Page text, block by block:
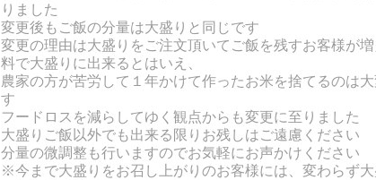
りました
変更後もご飯の分量は大盛りと同じです
変更の理由は大盛りをご注文頂いてご飯を残すお客様が
料で大盛りに出来るとはいえ、
農家の方が苦労して１年かけて作ったお米を捨てるのは大
す
フードロスを減らしてゆく観点からも変更に至りました
大盛りご飯以外でも出来る限りお残しはご遠慮ください
分量の微調整も行いますのでお気軽にお声かけください
※今まで大盛りをお召し上がりのお客様には、変わらず